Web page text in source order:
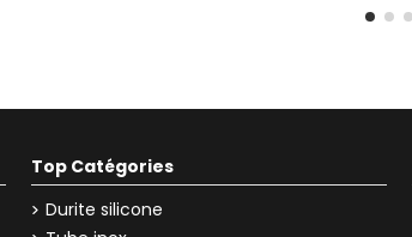
Top Catégories
Durite silicone